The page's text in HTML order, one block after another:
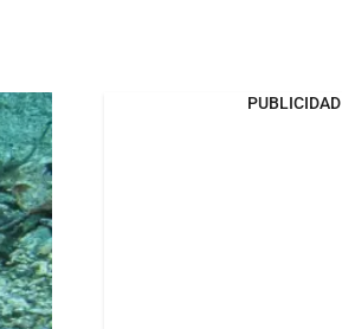
PUBLICIDAD